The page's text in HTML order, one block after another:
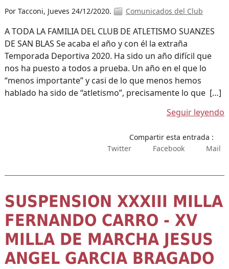
Por Tacconi, Jueves 24/12/2020. Comunicados del Club
A TODA LA FAMILIA DEL CLUB DE ATLETISMO SUANZES
DE SAN BLAS Se acaba el año y con él la extraña
Temporada Deportiva 2020. Ha sido un año difícil que
nos ha puesto a todos a prueba. Un año en el que lo
“menos importante” y casi de lo que menos hemos
hablado ha sido de “atletismo”, precisamente lo que […]
Seguir leyendo
Compartir esta entrada :
Twitter
Facebook Mail
SUSPENSION XXXIII MILLA
FERNANDO CARRO - XV
MILLA DE MARCHA JESUS
ANGEL GARCIA BRAGADO